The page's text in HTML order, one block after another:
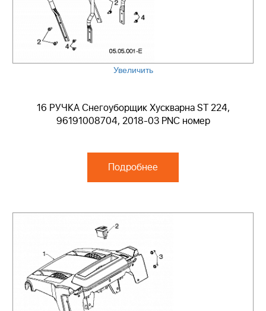
Увеличить
16 РУЧКА Снегоуборщик Хускварна ST 224,
96191008704, 2018-03 PNC номер
Подробнее